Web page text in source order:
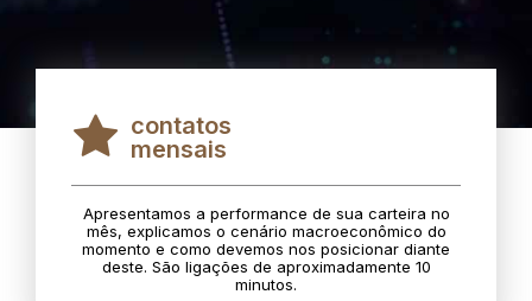
contatos
mensais
Apresentamos a performance de sua carteira no
mês, explicamos o cenário macroeconômico do
momento e como devemos nos posicionar diante
deste. São ligações de aproximadamente 10
minutos.